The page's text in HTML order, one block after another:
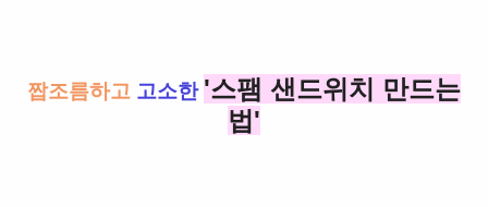
짭조름하고 고소한 '스팸 샌드위치 만드는
법'